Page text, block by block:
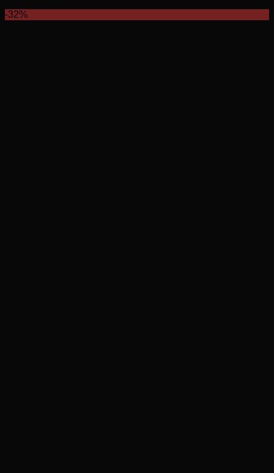
-32%